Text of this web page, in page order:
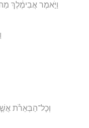
וַיֹּ֣אמֶר אֲבִימֶ֔לֶךְ
וְכָל־הַבְּאֵרֹ֗ת